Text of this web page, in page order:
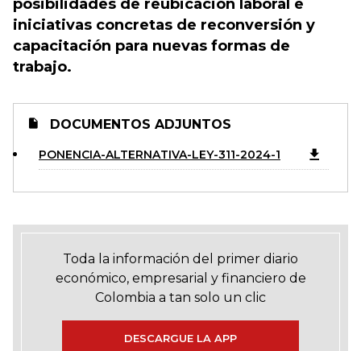
posibilidades de reubicación laboral e
iniciativas concretas de reconversión y
capacitación para nuevas formas de
trabajo.
DOCUMENTOS ADJUNTOS
PONENCIA-ALTERNATIVA-LEY-311-2024-1
Toda la información del primer diario
económico, empresarial y financiero de
Colombia a tan solo un clic
DESCARGUE LA APP